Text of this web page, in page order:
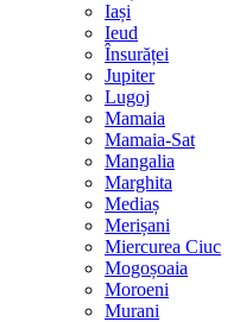
Iași
Ieud
Însurăței
Jupiter
Lugoj
Mamaia
Mamaia-Sat
Mangalia
Marghita
Mediaș
Merișani
Miercurea Ciuc
Mogoșoaia
Moroeni
Murani